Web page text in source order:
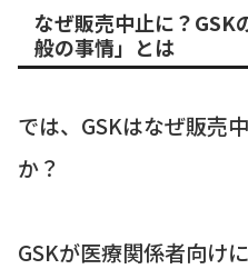
なぜ販売中止に？GSK
般の事情」とは
では、GSKはなぜ販売
か？
GSKが医療関係者向け